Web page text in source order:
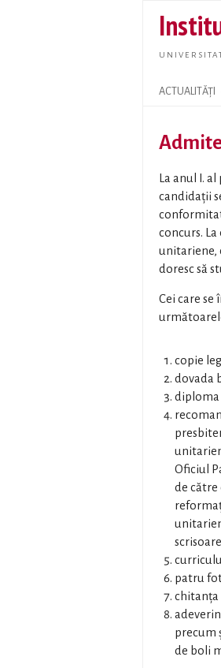
ACTUALITĂȚI
Search form
La anul I.
candidaţii
concurs.
unitariene,
doresc să
Cei care
copie
dovada
diploma
Oficiul
de către
patru
chitanța
precum
de boli